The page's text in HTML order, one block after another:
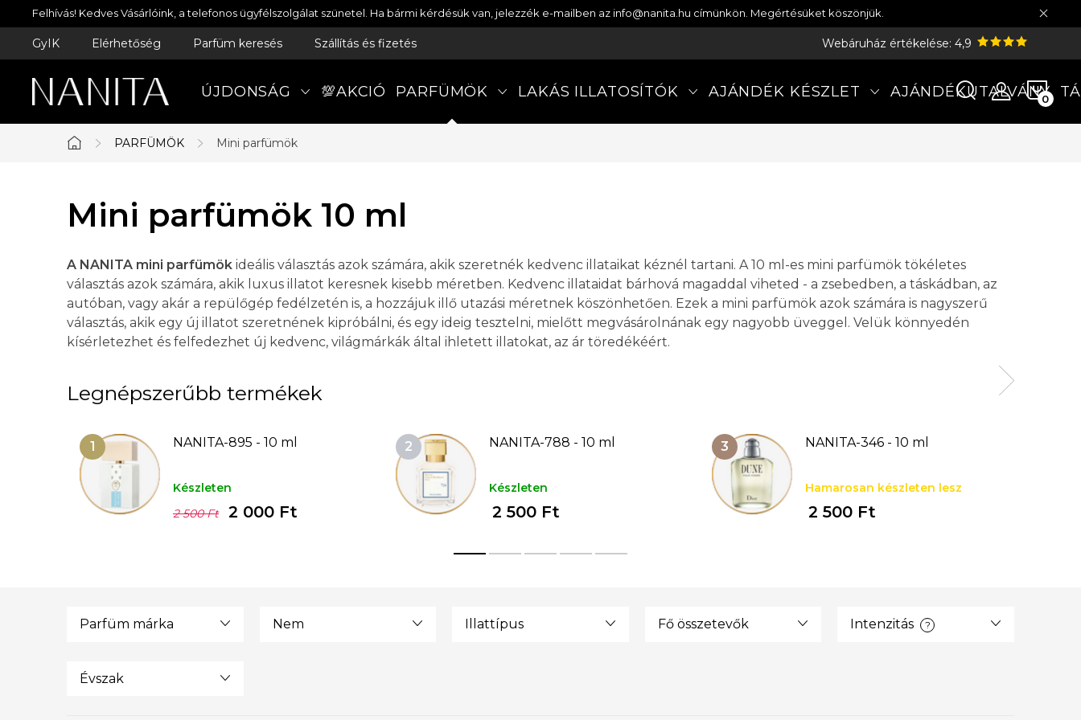
Ugrás
a
Felhívás! Kedves Vásárlóink, a telefonos ügyfélszolgálat szünetel. Ha bármi kérdésük van, jelezzék e-mailben az info@nanita.hu címünkön. Megértésüket köszönjük.
GyIK Elérhetőség Parfüm keresés Szállítás és fizetés Webáruház értékelése: 4,9
ÚJDONSÁG 💯AKCIÓ PARFÜMÖK LAKÁS ILLATOSÍTÓK AJÁNDÉK KÉSZLET AJÁNDÉKUTALVÁNY
Kezdőlap
PARFÜMÖK Mini parfümök
Mini parfümök 10 ml
A NANITA mini parfümök ideális választás azok számára, akik szeretnék kedvenc illataikat kéznél tartani. A 10 ml-es mini parfümök tökéletes
választás azok számára, akik luxus illatot keresnek kisebb méretben. Kedvenc illataidat bárhová magaddal viheted - a zsebedben, a táskádban, az
autóban, vagy akár a repülőgép fedélzetén is, a hozzájuk illő utazási méretnek köszönhetően. Ezek a mini parfümök azok számára is nagyszerű
választás, akik egy új illatot szeretnének kipróbálni, és egy ideig tesztelni, mielőtt megvásárolnának egy nagyobb üveggel. Velük könnyedén
kísérletezhet és felfedezhet új kedvenc, világmárkák által ihletett illatokat, az ár töredékéért.
Legnépszerűbb termékek
NANITA-895 - 10 ml
Készleten
2 500 Ft
2 000 Ft
NANITA-788 - 10 ml
Készleten
2 500 Ft
NANITA-346 - 10 ml
Hamarosan készleten lesz
2 500 Ft
Parfüm márka Nem Illattípus Fő összetevők Intenzitás ?
Évszak